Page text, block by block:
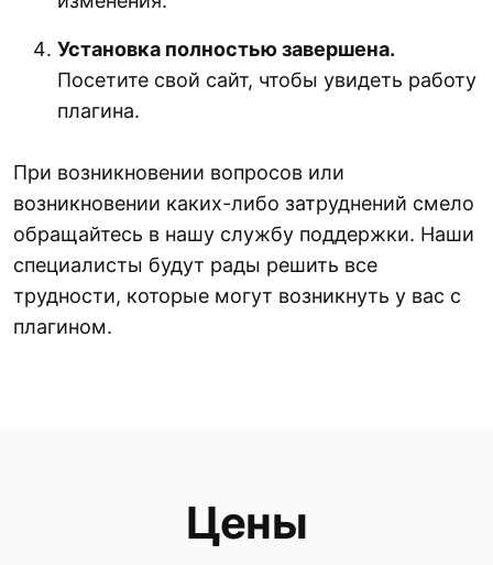
Установка полностью завершена.
Посетите свой сайт, чтобы увидеть работу
плагина.
При возникновении вопросов или
возникновении каких-либо затруднений смело
обращайтесь в нашу службу поддержки. Наши
специалисты будут рады решить все
трудности, которые могут возникнуть у вас с
плагином.
Цены